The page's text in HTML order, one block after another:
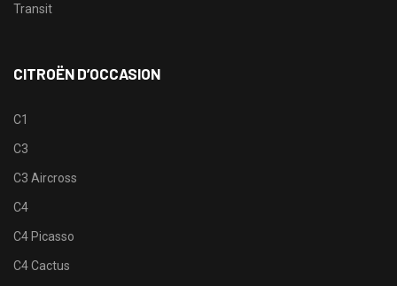
Transit
CITROËN D’OCCASION
C1
C3
C3 Aircross
C4
C4 Picasso
C4 Cactus